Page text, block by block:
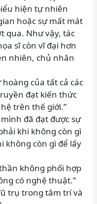
hiện tự nhiên
hoặc sự mất mát
qua. Như vậy, tác
sĩ còn vĩ đại hơn
nhiên, chủ nhân
của tất cả các
đạt kiến thức
trên thế giới.”
đã đạt được sự
khi không còn gì
không còn gì để lấy
không phối hợp
có nghệ thuật.”
trụ trong tâm trí và